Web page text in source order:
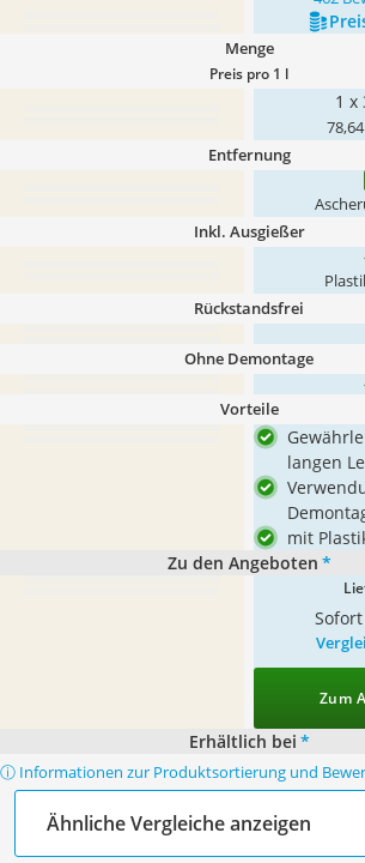
Menge
Preis pro 1 l
1 x
Entfernung
Inkl. Ausgießer
Rückstandsfrei
Ohne Demontage
Vorteile
langen
mit
Zu den Angeboten *
Zum
Erhältlich bei *
ⓘ Informationen zur Produktsortierung und
Ähnliche Vergleiche anzeigen